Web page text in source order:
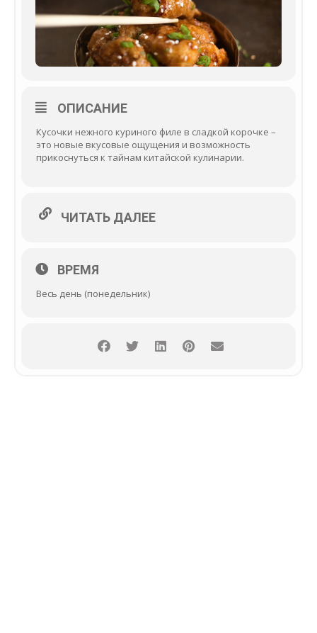
ОПИСАНИЕ
Кусочки нежного куриного филе в сладкой корочке –
это новые вкусовые ощущения и возможность
прикоснуться к тайнам китайской кулинарии.
ЧИТАТЬ ДАЛЕЕ
ВРЕМЯ
Весь день (понедельник)